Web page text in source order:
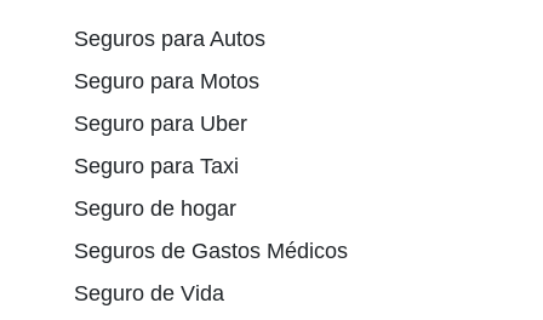
Seguros para Autos
Seguro para Motos
Seguro para Uber
Seguro para Taxi
Seguro de hogar
Seguros de Gastos Médicos
Seguro de Vida